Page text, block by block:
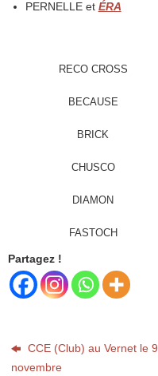
PERNELLE et ÉRA
RECO CROSS
BECAUSE
BRICK
CHUSCO
DIAMON
FASTOCH
Partagez !
CCE (Club) au Vernet le 9
novembre